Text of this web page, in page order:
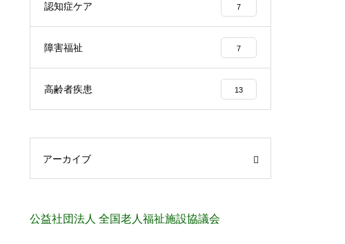
認知症ケア 7
障害福祉 7
高齢者疾患 13
アーカイブ
公益社団法人 全国老人福祉施設協議会